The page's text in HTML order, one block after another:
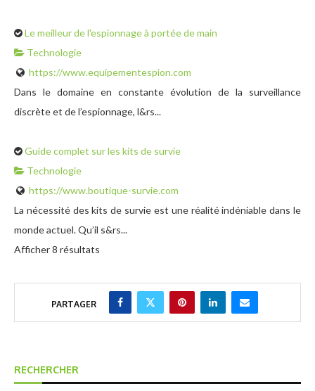
Le meilleur de l'espionnage à portée de main
Technologie
https://www.equipementespion.com
Dans le domaine en constante évolution de la surveillance
discrète et de l’espionnage, l&rs...
Guide complet sur les kits de survie
Technologie
https://www.boutique-survie.com
La nécessité des kits de survie est une réalité indéniable dans le
monde actuel. Qu’il s&rs...
Afficher 8 résultats
PARTAGER
RECHERCHER